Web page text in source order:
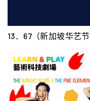
13．67（新加坡华艺节